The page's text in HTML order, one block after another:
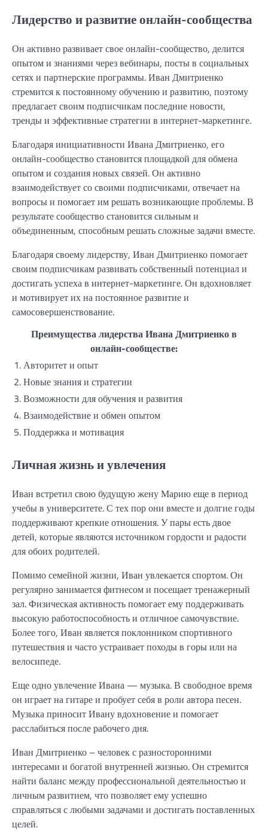
Лидерство и развитие онлайн-сообщества
Он активно развивает свое онлайн-сообщество, делится
опытом и знаниями через вебинары, посты в социальных
сетях и партнерские программы. Иван Дмитриенко
стремится к постоянному обучению и развитию, поэтому
предлагает своим подписчикам последние новости,
тренды и эффективные стратегии в интернет-маркетинге.
Благодаря инициативности Ивана Дмитриенко, его
онлайн-сообщество становится площадкой для обмена
опытом и создания новых связей. Он активно
взаимодействует со своими подписчиками, отвечает на
вопросы и помогает им решать возникающие проблемы. В
результате сообщество становится сильным и
объединенным, способным решать сложные задачи вместе.
Благодаря своему лидерству, Иван Дмитриенко помогает
своим подписчикам развивать собственный потенциал и
достигать успеха в интернет-маркетинге. Он вдохновляет
и мотивирует их на постоянное развитие и
самосовершенствование.
Преимущества лидерства Ивана Дмитриенко в
онлайн-сообществе:
1. Авторитет и опыт
2. Новые знания и стратегии
3. Возможности для обучения и развития
4. Взаимодействие и обмен опытом
5. Поддержка и мотивация
Личная жизнь и увлечения
Иван встретил свою будущую жену Марию еще в период
учебы в университете. С тех пор они вместе и долгие годы
поддерживают крепкие отношения. У пары есть двое
детей, которые являются источником гордости и радости
для обоих родителей.
Помимо семейной жизни, Иван увлекается спортом. Он
регулярно занимается фитнесом и посещает тренажерный
зал. Физическая активность помогает ему поддерживать
высокую работоспособность и отличное самочувствие.
Более того, Иван является поклонником спортивного
путешествия и часто устраивает походы в горы или на
велосипеде.
Еще одно увлечение Ивана — музыка. В свободное время
он играет на гитаре и пробует себя в роли автора песен.
Музыка приносит Ивану вдохновение и помогает
расслабиться после рабочего дня.
Иван Дмитриенко – человек с разносторонними
интересами и богатой внутренней жизнью. Он стремится
найти баланс между профессиональной деятельностью и
личным развитием, что позволяет ему успешно
справляться с любыми задачами и достигать поставленных
целей.